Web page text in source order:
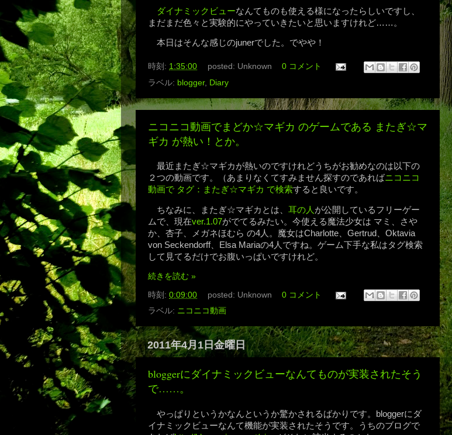
ダイナミックビューなんてものも使える様になったらしいですし、
まだまだ色々と実験的にやっていきたいと思いますけれど……。
本日はそんな感じのjunerでした。でやや！
時刻: 1:35:00 posted: Unknown
0 コメント
ラベル: blogger, Diary
ニコニコ動画でまどか☆マギカ のゲームである またぎ☆マ
ギカ が熱い！とか。
最近またぎ☆マギカが熱いのですけれどうちがお勧めなのは以下の
２つの動画です。（あまりなくてすみません探すのであればニコニコ
動画で タグ：またぎ☆マギカ で検索すると良いです。
ちなみに、またぎ☆マギカとは、 耳の人 が公開しているフリーゲー
ムで、現在ver.1.07がでてるみたい。今使える魔法少女は マミ、さや
か、杏子、メガネほむら の4人。魔女はCharlotte、Gertrud、Oktavia
von Seckendorff、Elsa Mariaの4人ですね。ゲーム下手な私はタグ検索
して見てるだけでお腹いっぱいですけれど。
続きを読む »
時刻: 0:09:00 posted: Unknown
0 コメント
ラベル: ニコニコ動画
2011年4月1日金曜日
bloggerにダイナミックビューなんてものが実装されたそう
で……。
やっぱりというかなんというか驚かされるばかりです。bloggerにダ
イナミックビューなんて機能が実装されたそうです。うちのブログで